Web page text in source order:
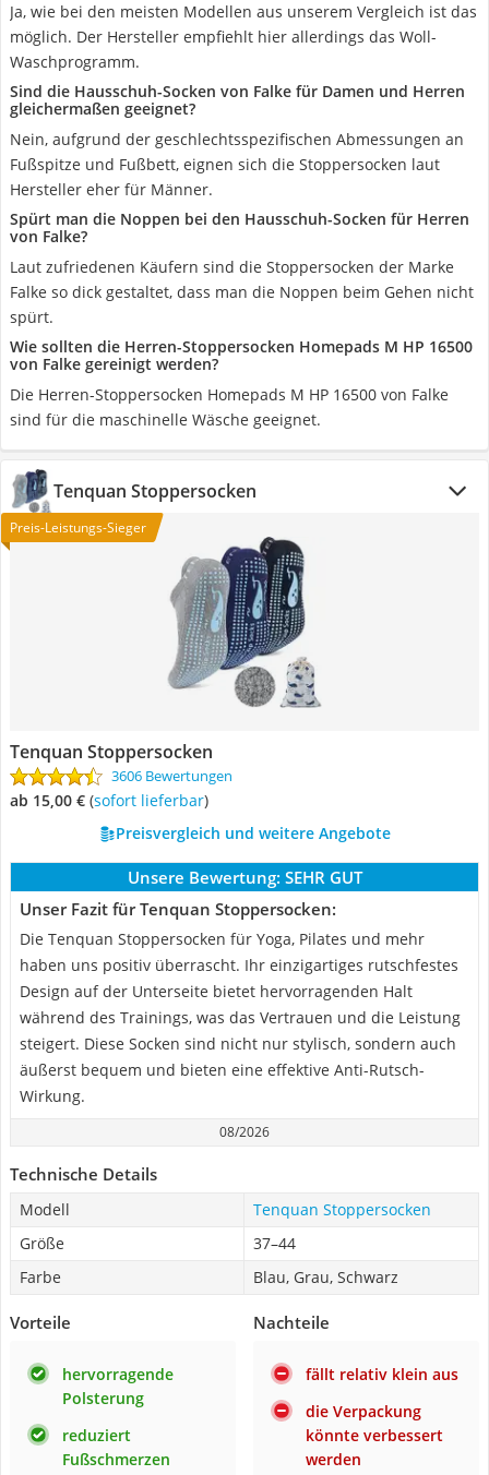
Ja, wie bei den meisten Modellen aus unserem Vergleich ist das
möglich. Der Hersteller empfiehlt hier allerdings das Woll-
Waschprogramm.
Sind die Hausschuh-Socken von Falke für Damen und Herren
gleichermaßen geeignet?
Nein, aufgrund der geschlechtsspezifischen Abmessungen an
Fußspitze und Fußbett, eignen sich die Stoppersocken laut
Hersteller eher für Männer.
Spürt man die Noppen bei den Hausschuh-Socken für Herren
von Falke?
Laut zufriedenen Käufern sind die Stoppersocken der Marke
Falke so dick gestaltet, dass man die Noppen beim Gehen nicht
spürt.
Wie sollten die Herren-Stoppersocken Homepads M HP 16500
von Falke gereinigt werden?
Die Herren-Stoppersocken Homepads M HP 16500 von Falke
sind für die maschinelle Wäsche geeignet.
Tenquan Stoppersocken
Preis-Leistungs-Sieger
Tenquan Stoppersocken
3606 Bewertungen
ab 15,00 € ( Sofort lieferbar)
Preisvergleich und weitere Angebote
Unsere Bewertung: SEHR GUT
Unser Fazit für Tenquan Stoppersocken:
Die Tenquan Stoppersocken für Yoga, Pilates und mehr
haben uns positiv überrascht. Ihr einzigartiges rutschfestes
Design auf der Unterseite bietet hervorragenden Halt
während des Trainings, was das Vertrauen und die Leistung
steigert. Diese Socken sind nicht nur stylisch, sondern auch
äußerst bequem und bieten eine effektive Anti-Rutsch-
Wirkung.
08/2026
Technische Details
Modell
Tenquan Stoppersocken
Größe
37–44
Farbe
Blau, Grau, Schwarz
Vorteile
hervorragende
Polsterung
reduziert
Fußschmerzen
Nachteile
fällt relativ klein aus
die Verpackung
könnte verbessert
werden